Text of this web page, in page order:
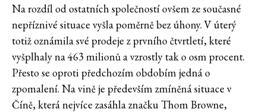
Na rozdíl od ostatních společností ovšem ze současné
nepříznivé situace vyšla poměrně bez úhony. V úterý
totiž oznámila své prodeje z prvního čtvrtletí, které
vyšplhaly na 463 milionů a vzrostly tak o osm procent.
Přesto se oproti předchozím obdobím jedná o
zpomalení. Na vině je především zmíněná situace v
Číně, která nejvíce zasáhla značku Thom Browne,